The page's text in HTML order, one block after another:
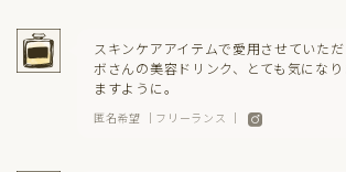
スキンケアアイテムで愛用させていた
ボさんの美容ドリンク、とても気にな
ますように。
匿名希望 ｜フリーランス ｜